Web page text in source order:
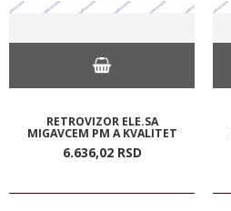
RETROVIZOR ELE.SA
MIGAVCEM PM A KVALITET
6.636,02 RSD